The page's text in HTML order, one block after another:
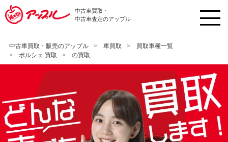
中古車買取・
中古車査定のアップル
中古車買取・販売のアップル 車買取
買取車種一覧
ポルシェ 買取
の買取